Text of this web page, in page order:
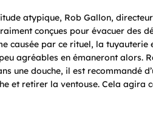
atypique, Rob Gallon,
conçues pour évacuer des
causée par ce rituel, la tuyauterie
agréables en émaneront alors.
une douche, il est recommandé
et retirer la ventouse. Cela agira